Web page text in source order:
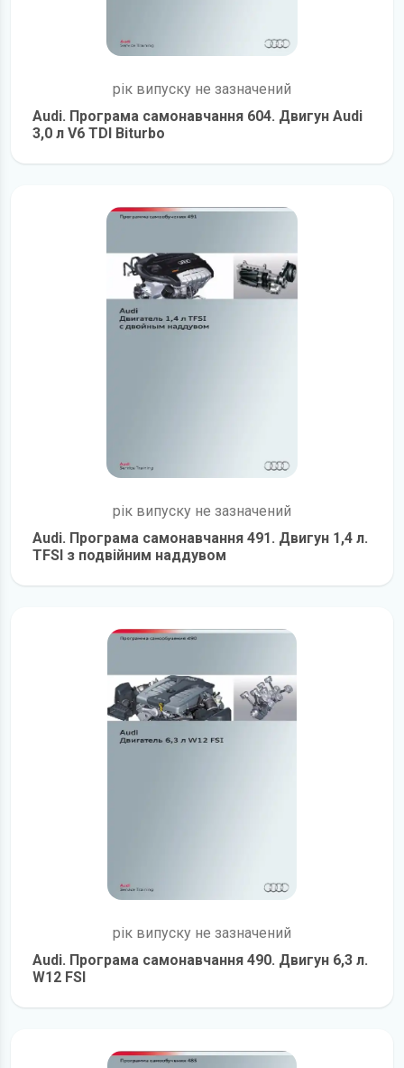
рік випуску не зазначений
Audi. Програма самонавчання 604. Двигун Audi
3,0 л V6 TDI Biturbo
рік випуску не зазначений
Audi. Програма самонавчання 491. Двигун 1,4 л.
TFSI з подвійним наддувом
рік випуску не зазначений
Audi. Програма самонавчання 490. Двигун 6,3 л.
W12 FSI